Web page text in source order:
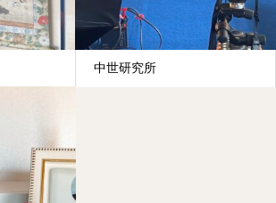
中世研究所